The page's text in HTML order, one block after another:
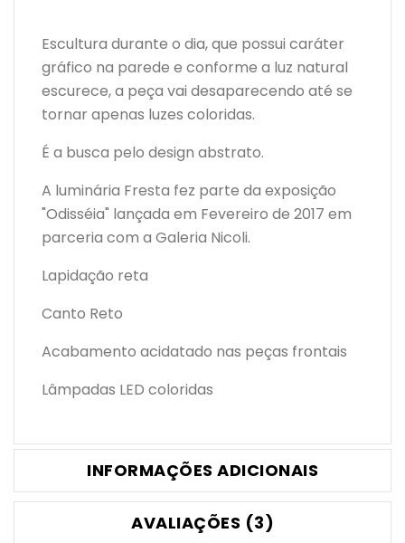
Escultura durante o dia, que possui caráter
gráfico na parede e conforme a luz natural
escurece, a peça vai desaparecendo até se
tornar apenas luzes coloridas.
É a busca pelo design abstrato.
A luminária Fresta fez parte da exposição
"Odisséia" lançada em Fevereiro de 2017 em
parceria com a Galeria Nicoli.
Lapidação reta
Canto Reto
Acabamento acidatado nas peças frontais
Lâmpadas LED coloridas
INFORMAÇÕES ADICIONAIS
AVALIAÇÕES (3)